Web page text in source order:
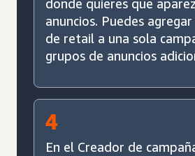
donde quieres que
anuncios. Puedes
de retail a una sola
grupos de anuncios
4
En el Creador de